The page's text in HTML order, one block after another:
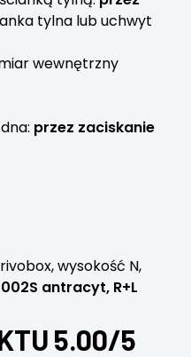
tylna lub uchwyt
wewnętrzny
przez zaciskanie
wysokość N,
antracyt, R+L
5.00/5